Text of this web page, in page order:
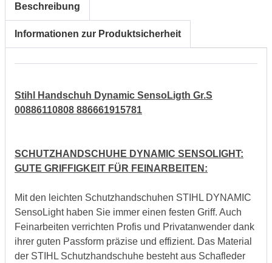
Beschreibung
Informationen zur Produktsicherheit
Stihl Handschuh Dynamic SensoLigth Gr.S
00886110808 886661915781
SCHUTZHANDSCHUHE DYNAMIC SENSOLIGHT:
GUTE GRIFFIGKEIT FÜR FEINARBEITEN:
Mit den leichten Schutzhandschuhen STIHL DYNAMIC
SensoLight haben Sie immer einen festen Griff. Auch
Feinarbeiten verrichten Profis und Privatanwender dank
ihrer guten Passform präzise und effizient. Das Material
der STIHL Schutzhandschuhe besteht aus Schafleder